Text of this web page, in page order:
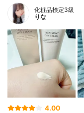
化粧品検定3級
りな
4.00